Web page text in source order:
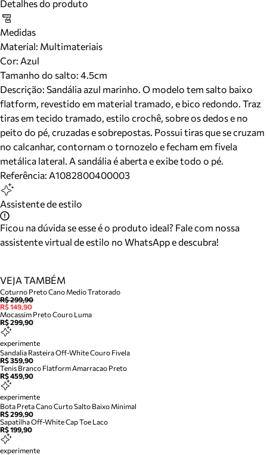
Detalhes do produto
Medidas
Material: Multimateriais
Cor: Azul
Tamanho do salto: 4.5cm
Descrição: Sandália azul marinho. O modelo tem salto baixo
flatform, revestido em material tramado, e bico redondo. Traz
tiras em tecido tramado, estilo crochê, sobre os dedos e no
peito do pé, cruzadas e sobrepostas. Possui tiras que se cruzam
no calcanhar, contornam o tornozelo e fecham em fivela
metálica lateral. A sandália é aberta e exibe todo o pé.
Referência: A1082800400003
Assistente de estilo
Ficou na dúvida se esse é o produto ideal? Fale com nossa
assistente virtual de estilo no WhatsApp e descubra!
VEJA TAMBÉM
Coturno Preto Cano Medio Tratorado
R$ 299,90
R$ 149,90
Mocassim Preto Couro Luma
R$ 299,90
experimente
Sandalia Rasteira Off-White Couro Fivela
R$ 359,90
Tenis Branco Flatform Amarracao Preto
R$ 459,90
experimente
Bota Preta Cano Curto Salto Baixo Minimal
R$ 299,90
Sapatilha Off-White Cap Toe Laco
R$ 199,90
experimente